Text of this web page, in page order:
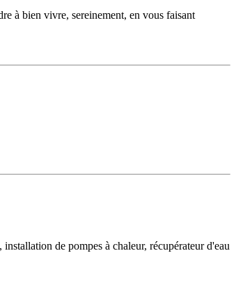
à bien vivre, sereinement, en vous faisant
de pompes à chaleur, récupérateur d'eau